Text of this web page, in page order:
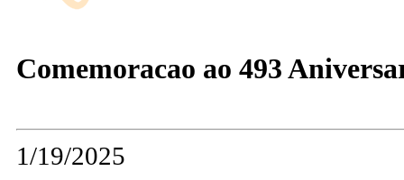
Comemoracao ao 493
1/19/2025